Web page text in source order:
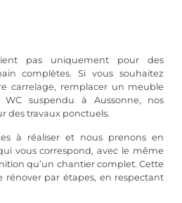
pas uniquement pour des
complètes. Si vous souhaitez
carrelage, remplacer un meuble
suspendu à Aussonne, nos
des travaux ponctuels.
à réaliser et nous prenons en
vous correspond, avec le même
qu’un chantier complet. Cette
rénover par étapes, en respectant